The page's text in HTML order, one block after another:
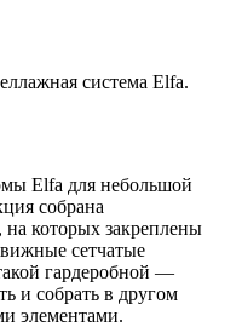
система Elfa.
Elfa для небольшой
собрана
которых закреплены
сетчатые
гардеробной —
и собрать в другом
элементами.